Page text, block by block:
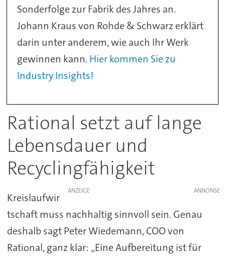
Sonderfolge zur Fabrik des Jahres an.
Johann Kraus von Rohde & Schwarz erklärt
darin unter anderem, wie auch Ihr Werk
gewinnen kann. Hier kommen Sie zu
Industry Insights!
Rational setzt auf lange
Lebensdauer und
Recyclingfähigkeit
ANZEIGE
Kreislaufwir
tschaft muss nachhaltig sinnvoll sein. Genau
deshalb sagt Peter Wiedemann, COO von
Rational, ganz klar: „Eine Aufbereitung ist für